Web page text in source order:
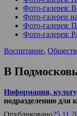
Фото-галерея:
Фото-галереи
Фото-галерея:
Фото-галерея:
Воспитание,
В
Информация,
подразделению для
Опубликовано